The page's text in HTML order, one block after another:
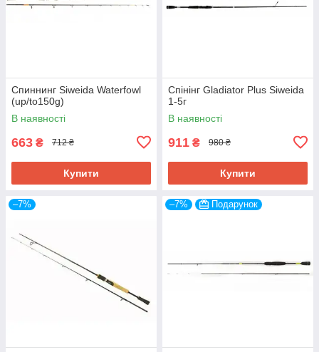
Спиннинг Siweida Waterfowl
(up/to150g)
В наявності
663 ₴ 712 ₴
Купити
Спінінг Gladiator Plus Siweida
1-5г
В наявності
911 ₴ 980 ₴
Купити
–7% –7% Подарунок